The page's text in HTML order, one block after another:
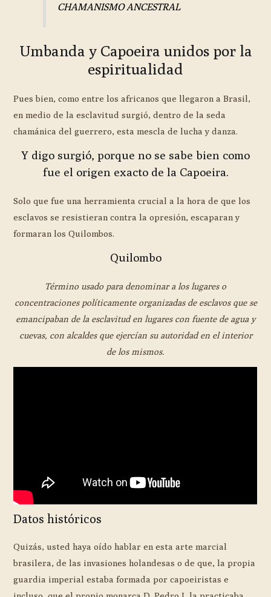
CHAMANISMO ANCESTRAL
Umbanda y Capoeira unidos por la
espiritualidad
Pues bien, como entre los africanos que llegaron a Brasil,
en medio de la esclavitud surgió, dentro de la seda
chamánica del guerrero, esta mescla de lucha y danza.
Y digo surgió, porque no se sabe bien como
fue el origen exacto de la Capoeira.
Solo que fue una herramienta crucial a la hora de que los
esclavos se resistieran contra la opresión, escaparan y
formaran los Quilombos.
Quilombo
Término usado para denominar a los lugares o
concentraciones políticamente organizadas de esclavos que se
emancipaban de la esclavitud en lugares con fuente de agua y
cuevas, con alcaldes que ejercían su autoridad en el interior
de los mismos.
Datos históricos
Quizás, usted haya oído hablar en esta arte marcial
brasilera, de las invasiones holandesas o de que, la propia
guardia imperial estaba formada por capoeiristas e